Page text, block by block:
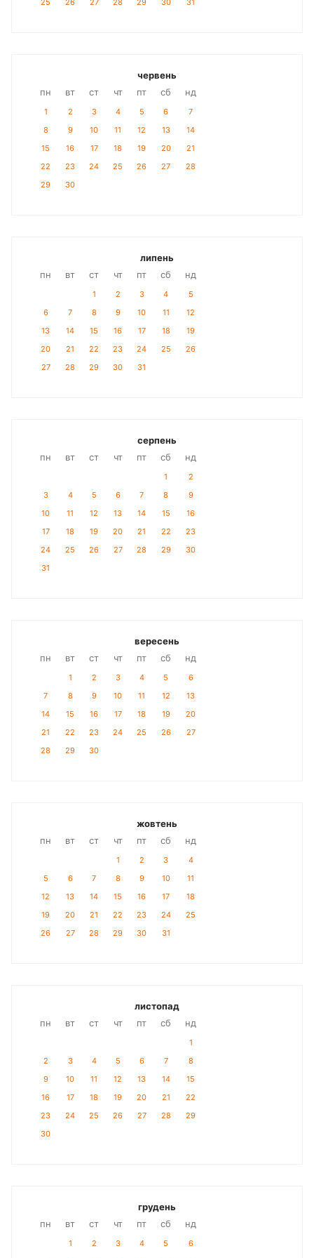
25 26 27 28 29 30 31
червень
пн
вт ст чт пт сб нд
1 2 3 4 5 6
7
8
9 10 11 12 13
14
15
16 17 18 19 20
21
22
23 24 25 26 27
28
29
30
липень
пн
вт ст чт пт сб нд
1 2 3 4
5
6
7 8 9 10 11
12
13
14 15 16 17 18
19
20
21 22 23 24 25
26
27
28 29 30 31
серпень
пн
вт ст чт пт сб нд
1
2
3
4 5 6 7 8
9
10
11 12 13 14 15
16
17
18 19 20 21 22
23
24
25 26 27 28 29
30
31
вересень
пн
вт ст чт пт сб нд
1 2 3 4 5
6
7
8 9 10 11 12
13
14
15 16 17 18 19
20
21
22 23 24 25 26
27
28
29 30
жовтень
пн
вт ст чт пт сб нд
1 2 3
4
5
6 7 8 9 10
11
12
13 14 15 16 17
18
19
20 21 22 23 24
25
26
27 28 29 30 31
листопад
пн
вт ст чт пт сб нд
1
2
3 4 5 6 7
8
9
10 11 12 13 14
15
16
17 18 19 20 21
22
23
24 25 26 27 28
29
30
грудень
пн
вт ст чт пт сб нд
1 2 3 4 5
6